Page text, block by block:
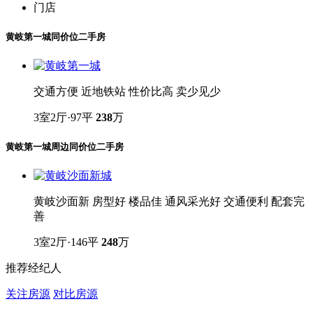
门店
黄岐第一城同价位二手房
交通方便 近地铁站 性价比高 卖少见少
3室2厅·97平 238万
黄岐第一城周边同价位二手房
黄岐沙面新 房型好 楼品佳 通风采光好 交通便利 配套完
善
3室2厅·146平 248万
推荐经纪人
关注房源 对比房源